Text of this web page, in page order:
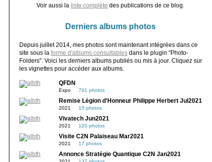
Voir aussi la liste complète des publications de ce blog.
Derniers albums photos
Depuis juillet 2014, mes photos sont maintenant intégrées dans ce
site sous la forme d'albums consultablesdans le plugin "Photo-
Folders". Voici les derniers albums publiés ou mis à jour. Cliquez sur
les vignettes pour accéder aux albums.
QFDN
Expo 791 photos
Remise Légion d'Honneur Philippe Herbert Jul2021
2021 15 photos
Vivatech Jun2021
2021 120 photos
Visite C2N Palaiseau Mar2021
2021 17 photos
Annonce Stratégie Quantique C2N Jan2021